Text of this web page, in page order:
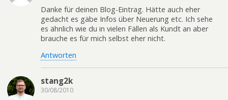
Danke für deinen Blog-Eintrag. Hätte auch eher
gedacht es gäbe Infos über Neuerung etc. Ich sehe
es ähnlich wie du in vielen Fällen als Kundt an aber
brauche es für mich selbst eher nicht.
Antworten
stang2k
30/08/2010